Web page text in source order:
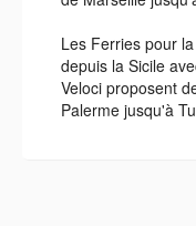
Les Ferries pour
depuis la Sicile
Veloci proposent
Palerme jusqu'à